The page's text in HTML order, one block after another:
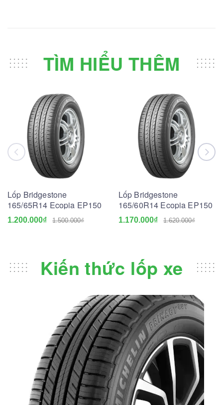
TÌM HIỂU THÊM
Lốp Bridgestone
165/65R14 Ecopia EP150
1.200.000₫ 1.500.000₫
Lốp Bridgestone
165/60R14 Ecopia EP150
1.170.000₫ 1.620.000₫
Kiến thức lốp xe